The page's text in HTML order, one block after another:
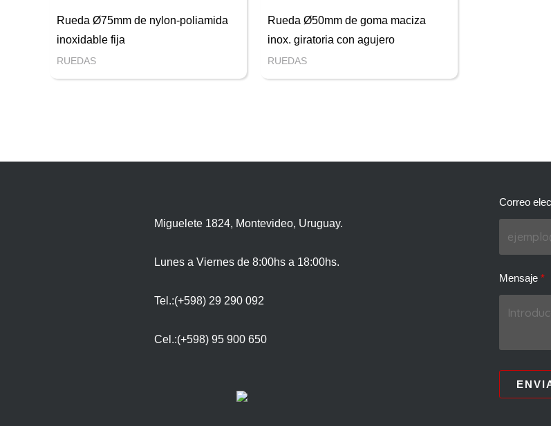
Rueda Ø75mm de nylon-poliamida
inoxidable fija
RUEDAS
Rueda Ø50mm de goma maciza
inox. giratoria con agujero
RUEDAS
Miguelete 1824, Montevideo, Uruguay.
Lunes a Viernes de 8:00hs a 18:00hs.
Tel.:(+598) 29 290 092
Cel.:(+598) 95 900 650
Correo
Mensaje